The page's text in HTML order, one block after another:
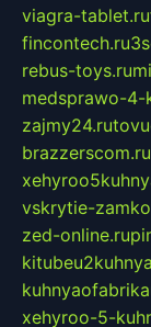
viagra-tablet.ru
fincontech.ru
rebus-toys.ru
medsprawo-4-
zajmy24.ru
brazzerscom.ru
vskrytie-
zed-online.ru
xehyroo-5-